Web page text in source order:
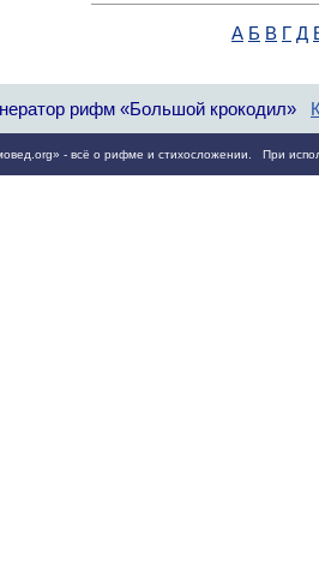
А Б В Г Д
рифм «Большой крокодил»
- всё о рифме и стихосложении. При